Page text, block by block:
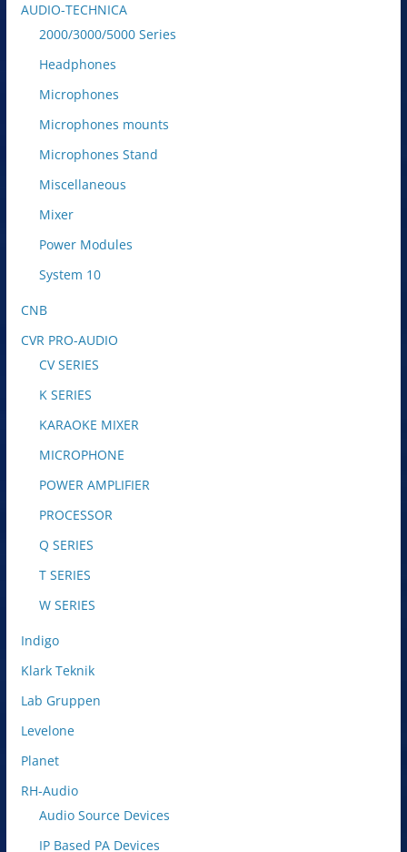
AUDIO-TECHNICA
2000/3000/5000 Series
Headphones
Microphones
Microphones mounts
Microphones Stand
Miscellaneous
Mixer
Power Modules
System 10
CNB
CVR PRO-AUDIO
CV SERIES
K SERIES
KARAOKE MIXER
MICROPHONE
POWER AMPLIFIER
PROCESSOR
Q SERIES
T SERIES
W SERIES
Indigo
Klark Teknik
Lab Gruppen
Levelone
Planet
RH-Audio
Audio Source Devices
IP Based PA Devices